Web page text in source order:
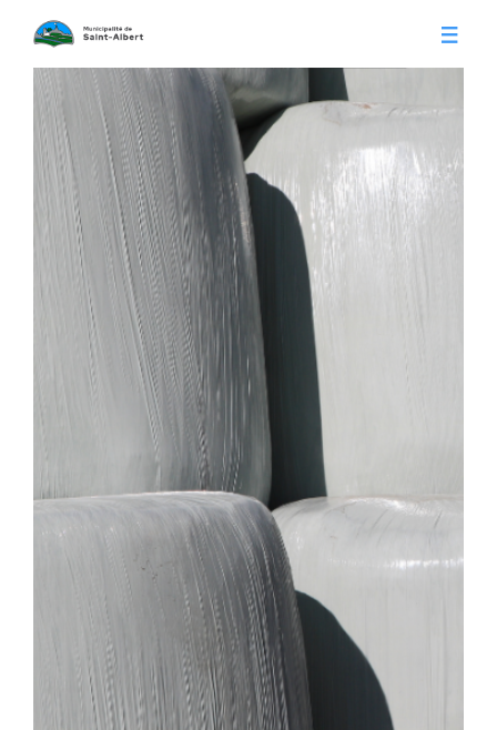
Vivre à Saint-Albert
Infos pratiques
Citoyens
Séances du conseil
Appels d'offre
Avis publics
Communiqués
Gestion des déchets
Réglementation
Santé & sécurité
Conseil municipal
Calendrier municipal
Publications
Membres
Parc canin